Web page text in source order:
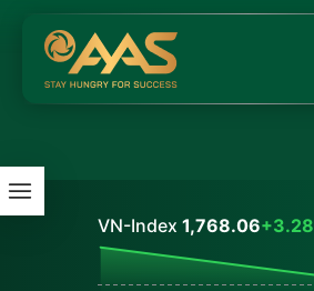
VN-Index 1,768.06+3.28